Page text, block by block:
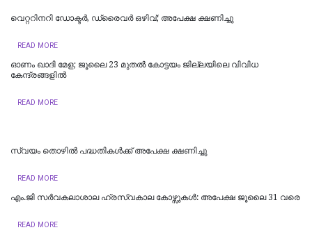
വെറ്ററിനറി ഡോക്ടർ, ഡ്രൈവർ ഒഴിവ്; അപേക്ഷ ക്ഷണിച്ചു
READ MORE
ഓണം ഖാദി മേള; ജൂലൈ 23 മുതൽ കോട്ടയം ജില്ലയിലെ വിവിധ
കേന്ദ്രങ്ങളിൽ
READ MORE
സ്വയം തൊഴില്‍ പദ്ധതികള്‍ക്ക് അപേക്ഷ ക്ഷണിച്ചു
READ MORE
എം.ജി സര്‍വകലാശാല ഹ്രസ്വകാല കോഴ്സുകള്‍: അപേക്ഷ ജൂലൈ 31 വരെ
READ MORE